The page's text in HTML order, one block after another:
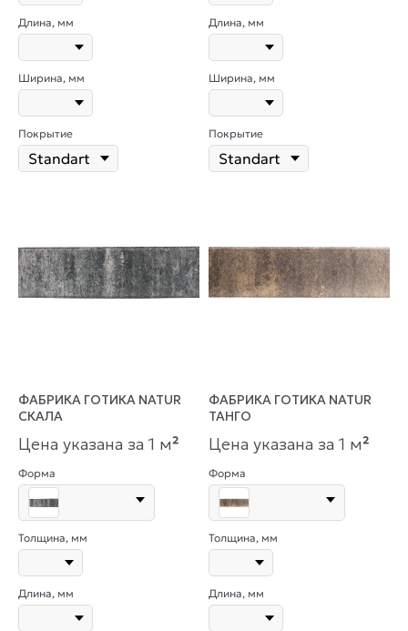
Длина, мм
Ширина, мм
Покрытие
Длина, мм
Ширина, мм
Покрытие
ФАБРИКА ГОТИКА NATUR
СКАЛА
Цена указана за 1 м²
Форма
Толщина, мм
Длина, мм
ФАБРИКА ГОТИКА NATUR
ТАНГО
Цена указана за 1 м²
Форма
Толщина, мм
Длина, мм